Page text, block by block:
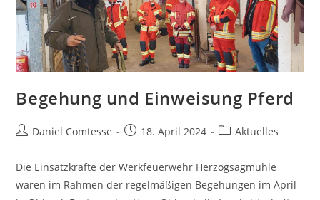
Begehung und Einweisung Pferd
Beitrags-
Daniel Comtesse
Beitrag18. April 2024
Beitrags-
Aktuelles
Die Einsatzkräfte der Werkfeuerwehr Herzogsägmühle
waren im Rahmen der regelmäßigen Begehungen im April